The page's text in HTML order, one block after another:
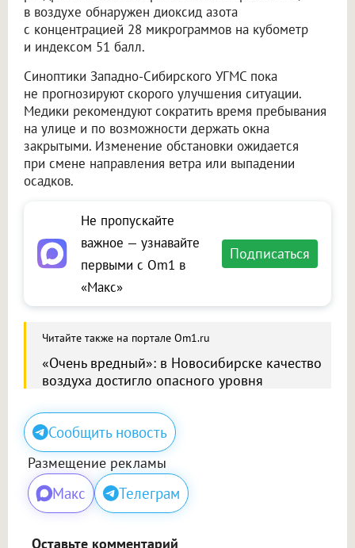
в воздухе обнаружен диоксид азота
с концентрацией 28 микрограммов на кубометр
и индексом 51 балл.
Синоптики Западно-Сибирского УГМС пока
не прогнозируют скорого улучшения ситуации.
Медики рекомендуют сократить время пребывания
на улице и по возможности держать окна
закрытыми. Изменение обстановки ожидается
при смене направления ветра или выпадении
осадков.
Не пропускайте
важное — узнавайте
первыми с Om1 в
«Макс»
Подписаться
Читайте также на портале Om1.ru
«Очень вредный»: в Новосибирске качество
воздуха достигло опасного уровня
Сообщить новость
Размещение рекламы
Макс Телеграм
Оставьте комментарий